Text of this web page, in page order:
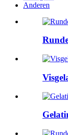
Anderen